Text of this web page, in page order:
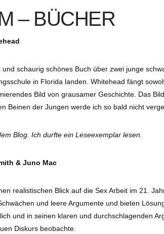
– BÜCHER
schaurig schönes Buch über zwei junge
in Florida landen. Whitehead fängt
Bild von grausamer Geschichte. Das
Beinen der Jungen werde ich so bald nicht
Blog. Ich durfte ein Leseexemplar lesen.
& Juno Mac
realistischen Blick auf die Sex Arbeit im 21.
und leere Argumente und bieten
und in seinen klaren und durchschlagenden
Diskurs beobachte.